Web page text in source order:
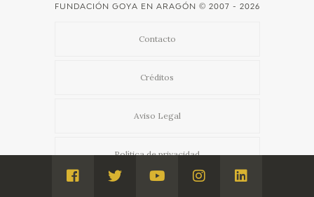
FUNDACIÓN GOYA EN ARAGÓN © 2007 - 2026
Contacto
Créditos
Aviso Legal
Política de privacidad
Visita
Visita
Visita
Visita
Visita